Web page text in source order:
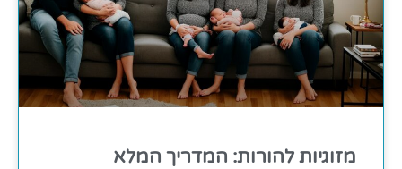
מזוגיות להורות: המדריך המלא